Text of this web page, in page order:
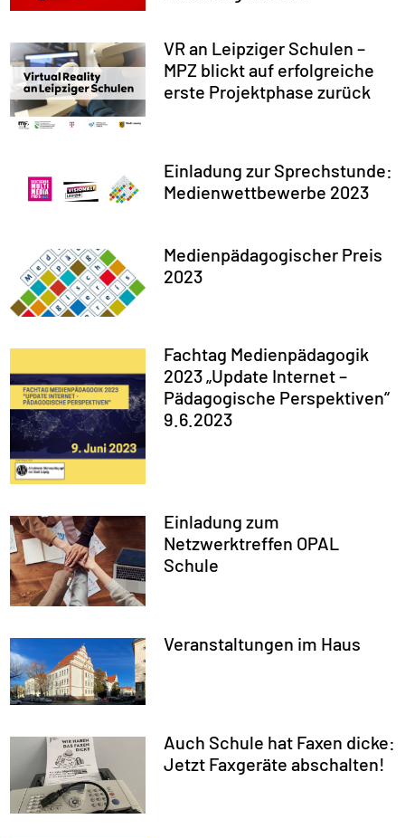
VR an Leipziger Schulen –
MPZ blickt auf erfolgreiche
erste Projektphase zurück
Einladung zur Sprechstunde:
Medienwettbewerbe 2023
Medienpädagogischer Preis
2023
Fachtag Medienpädagogik
2023 „Update Internet –
Pädagogische Perspektiven“
9.6.2023
Einladung zum
Netzwerktreffen OPAL
Schule
Veranstaltungen im Haus
Auch Schule hat Faxen dicke:
Jetzt Faxgeräte abschalten!